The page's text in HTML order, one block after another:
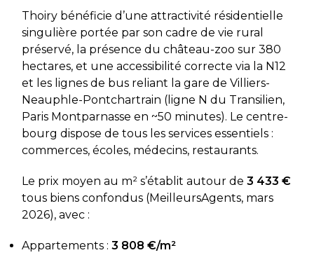
Thoiry bénéficie d’une attractivité résidentielle
singulière portée par son cadre de vie rural
préservé, la présence du château-zoo sur 380
hectares, et une accessibilité correcte via la N12
et les lignes de bus reliant la gare de Villiers-
Neauphle-Pontchartrain (ligne N du Transilien,
Paris Montparnasse en ~50 minutes). Le centre-
bourg dispose de tous les services essentiels :
commerces, écoles, médecins, restaurants.
Le prix moyen au m² s’établit autour de 3 433 €
tous biens confondus (MeilleursAgents, mars
2026), avec :
Appartements : 3 808 €/m²